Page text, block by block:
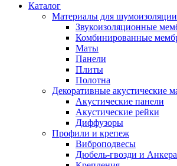
Каталог
Материалы для шумоизоляции
Звукоизоляционные
Комбинированные
Маты
Панели
Плиты
Полотна
Декоративные акустические
Акустические панели
Акустические рейки
Диффузоры
Профили и крепеж
Виброподвесы
Дюбель-гвозди и Анкера